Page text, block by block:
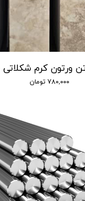
ورتون کرم شکلاتی کد
۷۸۰,۰۰۰ تومان